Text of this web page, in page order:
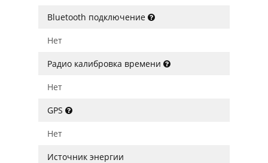
Bluetooth подключение
Нет
Радио калибровка времени
Нет
GPS
Нет
Источник энергии